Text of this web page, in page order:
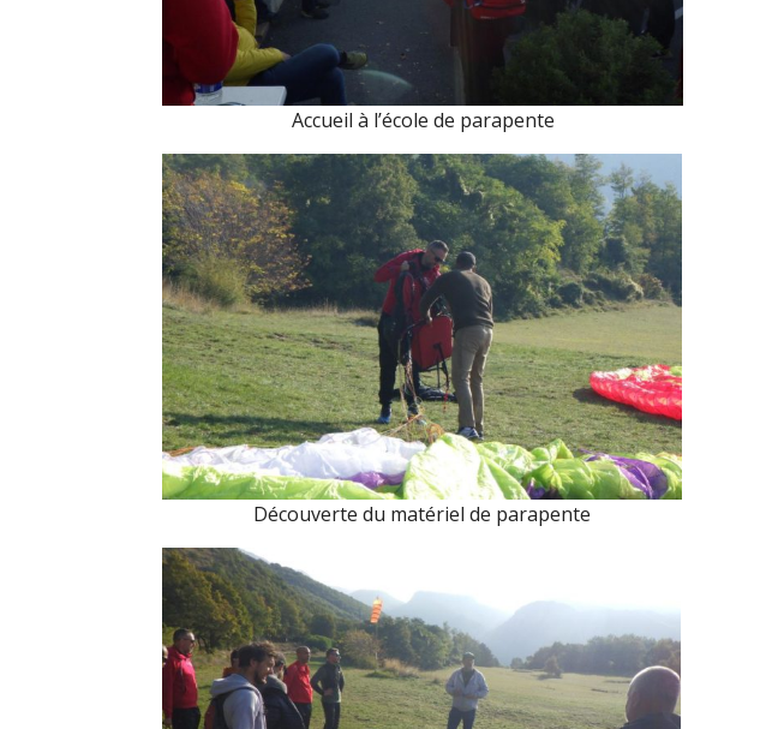
Accueil à l’école de parapente
Découverte du matériel de parapente